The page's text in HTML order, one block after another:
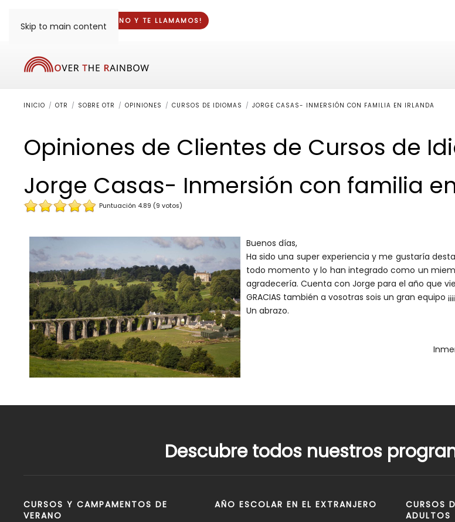
Skip to main content
¡DINOS TU TELÉFONO Y TE LLAMAMOS!
INICIO OTR SOBRE OTR OPINIONES CURSOS DE IDIOMAS JORGE CASAS- INMERSIÓN CON FAMILIA EN IRLANDA
Opiniones de Clientes de Cursos de
Jorge Casas- Inmersión con familia
Puntuación 4.89 (9 votos)
Buenos días,
Ha sido una super experiencia y me gustaría
todo momento y lo han integrado como un
agradecería. Cuenta con Jorge para el año que
GRACIAS también a vosotras sois un gran equipo
Un abrazo.
Descubre todos nuestros
CURSOS Y CAMPAMENTOS DE
VERANO
AÑO ESCOLAR EN EL EXTRANJERO
CURSOS
ADULTOS